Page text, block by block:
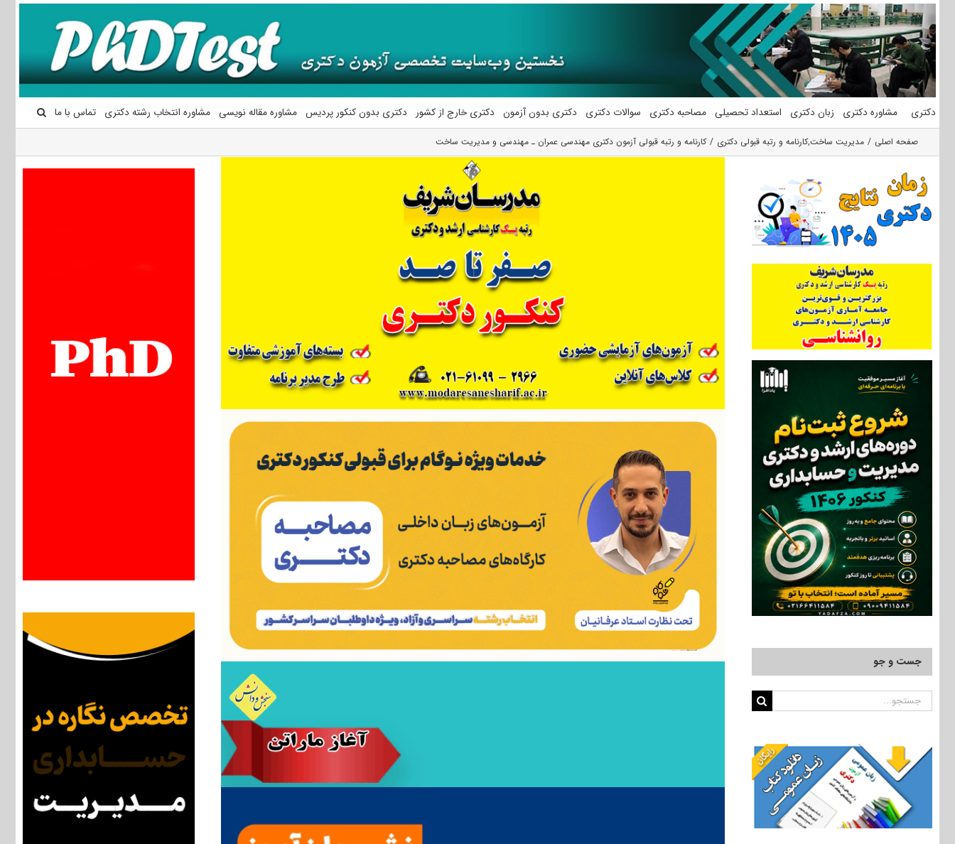
محتوا
دکتری مشاوره دکتری زبان دکتری استعداد تحصیلی مصاحبه دکتری سوالات دکتری دکتری بدون آزمون دکتری خارج از کشور دکتری بدون کنکور پردیس مشاوره مقاله نویسی مشاوره انتخاب رشته دکتری تماس با ما
صفحه اصلی مدیریت ساخت,کارنامه و رتبه قبولی دکتری کارنامه و رتبه قبولی آزمون دکتری ﻣﻬﻨﺪسی ﻋﻤﺮان ـ مهندسی و مدیریت ﺳﺎﺧﺖ
جست و جو
جستجو